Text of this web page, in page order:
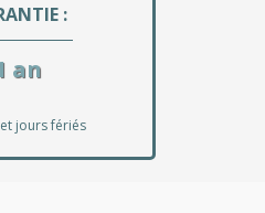
:
an
jours fériés